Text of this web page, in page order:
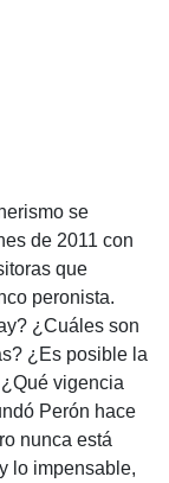
se
de 2011 con
que
peronista.
¿Cuáles son
¿Es posible la
¿Qué vigencia
Perón hace
nunca está
lo impensable,